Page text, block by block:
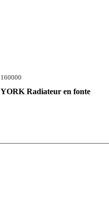
160000
YORK Radiateur en fonte